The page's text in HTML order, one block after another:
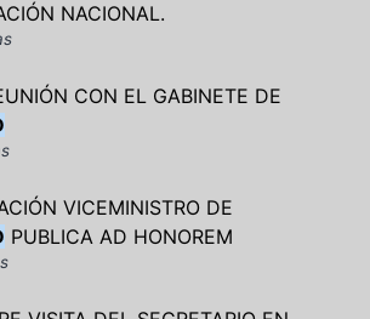
NACIONAL.
CON EL GABINETE DE
VICEMINISTRO DE
PUBLICA AD HONOREM